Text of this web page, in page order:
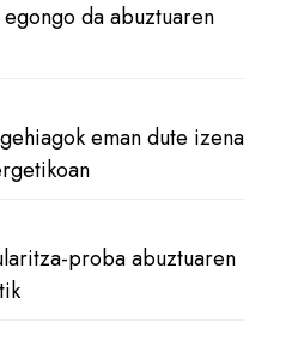
da abuztuaren
eman dute izena
proba abuztuaren